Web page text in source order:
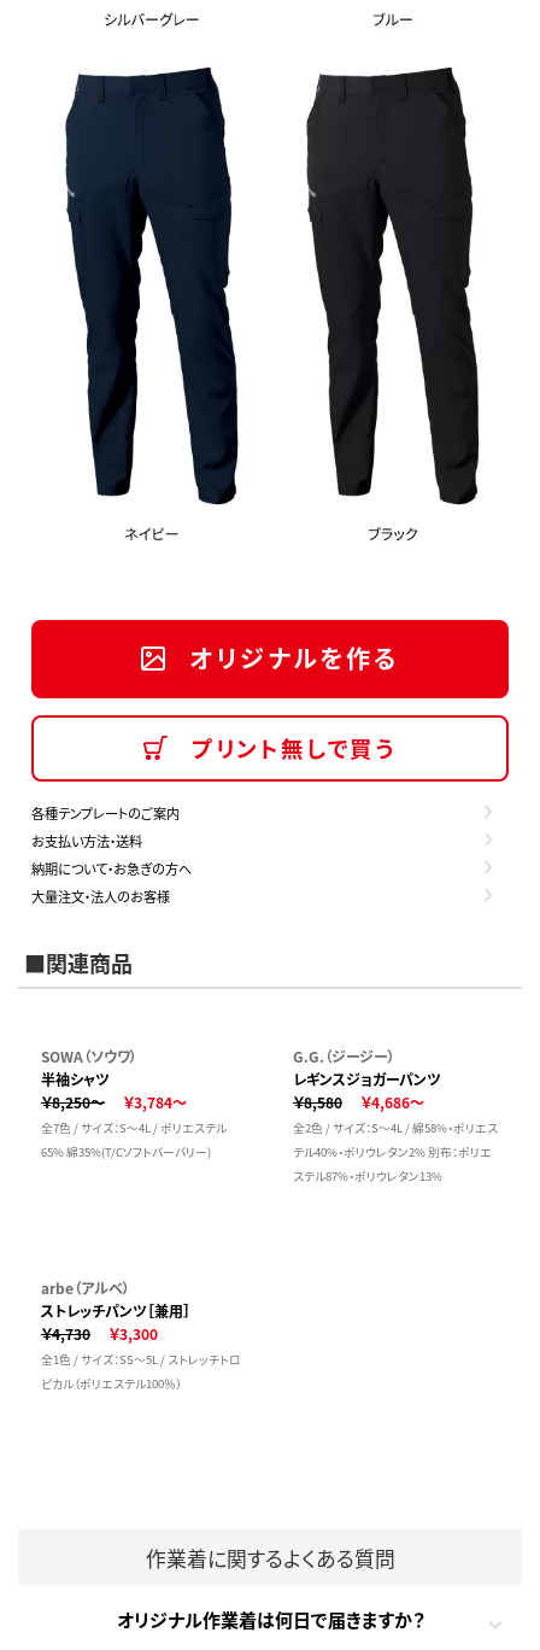
オリジナルを作る
プリント無しで買う
各種テンプレートのご案内
お支払い方法・送料
納期について・お急ぎの方へ
大量注文・法人のお客様
■関連商品
SOWA（ソウワ）
半袖シャツ
￥8,250～
￥3,784～
全7色 / サイズ：S～4L / ポリエステル
65% 綿35%(T/Cソフトバーバリー)
G.G.（ジージー）
レギンスジョガーパンツ
￥8,580
￥4,686～
全2色 / サイズ：S～4L / 綿58%・ポリエス
テル40%・ポリウレタン2% 別布：ポリエ
ステル87%・ポリウレタン13%
arbe（アルベ）
ストレッチパンツ［兼用］
￥4,730
￥3,300
全1色 / サイズ：SS～5L / ストレッチトロ
ピカル（ポリエステル100％）
作業着に関するよくある質問
オリジナル作業着は何日で届きますか？